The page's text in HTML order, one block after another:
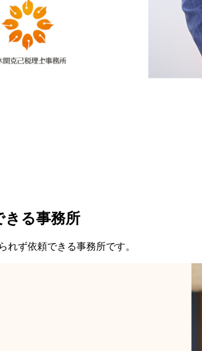
きる事務所
れず依頼できる事務所です。